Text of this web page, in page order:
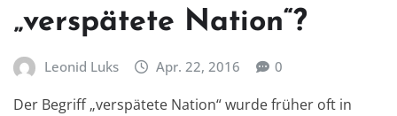
„verspätete Nation“?
Leonid Luks Apr. 22, 2016 0
Der Begriff „verspätete Nation“ wurde früher oft in